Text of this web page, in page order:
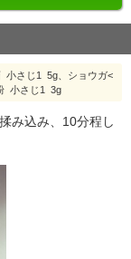
小さじ1 5g、ショウガ<
小さじ1 3g
み込み、10分程し